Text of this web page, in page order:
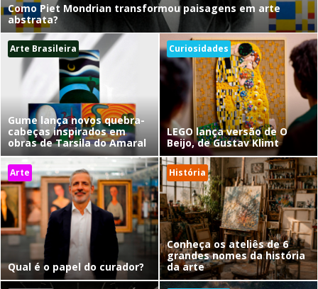
Como Piet Mondrian transformou paisagens em arte
abstrata?
Arte Brasileira
Gume lança novos quebra-
cabeças inspirados em
obras de Tarsila do Amaral
Curiosidades
LEGO lança versão de O
Beijo, de Gustav Klimt
Arte
Qual é o papel do curador?
História
Conheça os ateliês de 6
grandes nomes da história
da arte